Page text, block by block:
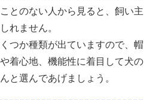
とのない人から見ると、飼い主
れません。
つか種類が出ていますので、帽
着心地、機能性に着目して犬の
と選んであげましょう。